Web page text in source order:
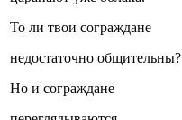
То ли твои сограждане
недостаточно общительны?
Но и сограждане